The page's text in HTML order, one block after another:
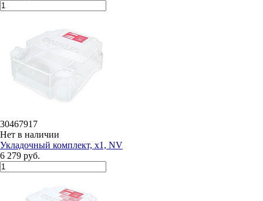
30467917
Нет в наличии
Укладочный комплект, x1, NV
6 279 руб.